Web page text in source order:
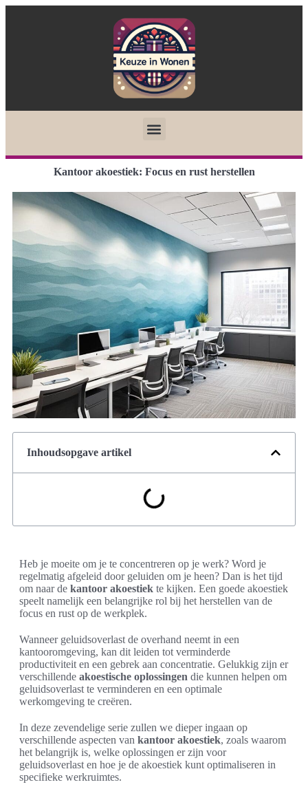
Kantoor akoestiek: Focus en rust herstellen
Inhoudsopgave artikel
Heb je moeite om je te concentreren op je werk? Word je
regelmatig afgeleid door geluiden om je heen? Dan is het tijd
om naar de kantoor akoestiek te kijken. Een goede akoestiek
speelt namelijk een belangrijke rol bij het herstellen van de
focus en rust op de werkplek.
Wanneer geluidsoverlast de overhand neemt in een
kantooromgeving, kan dit leiden tot verminderde
productiviteit en een gebrek aan concentratie. Gelukkig zijn er
verschillende akoestische oplossingen die kunnen helpen om
geluidsoverlast te verminderen en een optimale
werkomgeving te creëren.
In deze zevendelige serie zullen we dieper ingaan op
verschillende aspecten van kantoor akoestiek, zoals waarom
het belangrijk is, welke oplossingen er zijn voor
geluidsoverlast en hoe je de akoestiek kunt optimaliseren in
specifieke werkruimtes.